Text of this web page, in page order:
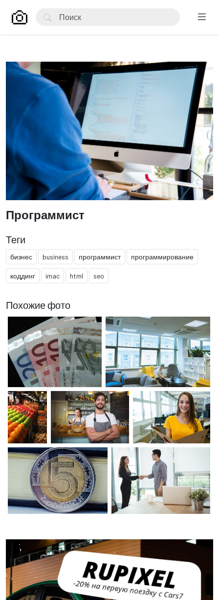
Программист
Теги
бизнес business программист программирование
коддинг imac html seo
Похожие фото